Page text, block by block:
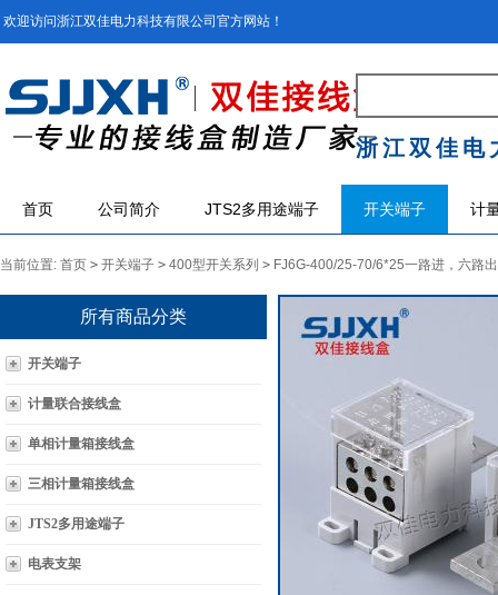
欢迎访问浙江双佳电力科技有限公司官方网站！
浙江双佳电
首页 公司简介 JTS2多用途端子 开关端子 计
当前位置: 首页 > 开关端子 > 400型开关系列 > FJ6G-400/25-70/6*25一路进，六路
所有商品分类
开关端子
计量联合接线盒
单相计量箱接线盒
三相计量箱接线盒
JTS2多用途端子
电表支架